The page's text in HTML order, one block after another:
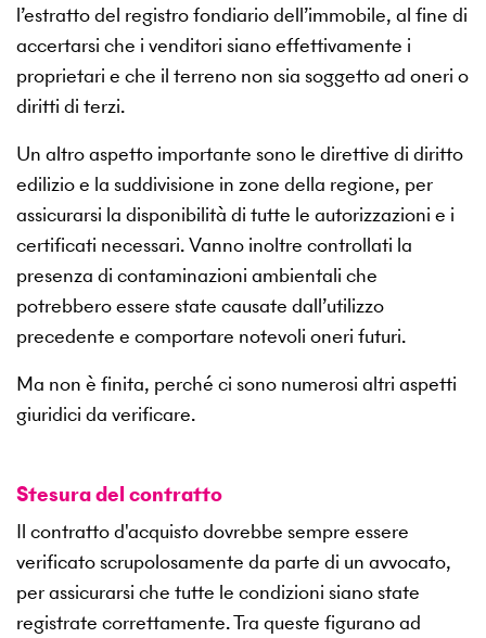
l’estratto del registro fondiario dell’immobile, al fine di
accertarsi che i venditori siano effettivamente i
proprietari e che il terreno non sia soggetto ad oneri o
diritti di terzi.
Un altro aspetto importante sono le direttive di diritto
edilizio e la suddivisione in zone della regione, per
assicurarsi la disponibilità di tutte le autorizzazioni e i
certificati necessari. Vanno inoltre controllati la
presenza di contaminazioni ambientali che
potrebbero essere state causate dall’utilizzo
precedente e comportare notevoli oneri futuri.
Ma non è finita, perché ci sono numerosi altri aspetti
giuridici da verificare.
Stesura del contratto
Il contratto d'acquisto dovrebbe sempre essere
verificato scrupolosamente da parte di un avvocato,
per assicurarsi che tutte le condizioni siano state
registrate correttamente. Tra queste figurano ad